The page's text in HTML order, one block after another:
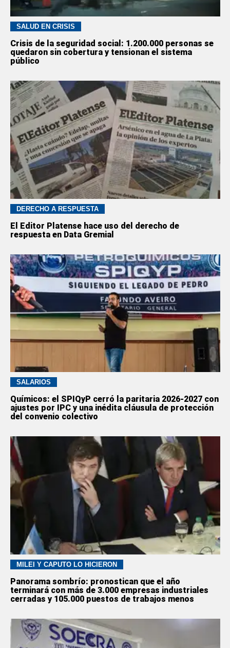
SALUD EN CRISIS
Crisis de la seguridad social: 1.200.000 personas se
quedaron sin cobertura y tensionan el sistema
público
DERECHO A RESPUESTA
El Editor Platense hace uso del derecho de
respuesta en Data Gremial
SALARIOS
Químicos: el SPIQyP cerró la paritaria 2026-2027 con
ajustes por IPC y una inédita cláusula de protección
del convenio colectivo
MILEI Y CAPUTO LO HICIERON
Panorama sombrío: pronostican que el año
terminará con más de 3.000 empresas industriales
cerradas y 105.000 puestos de trabajos menos